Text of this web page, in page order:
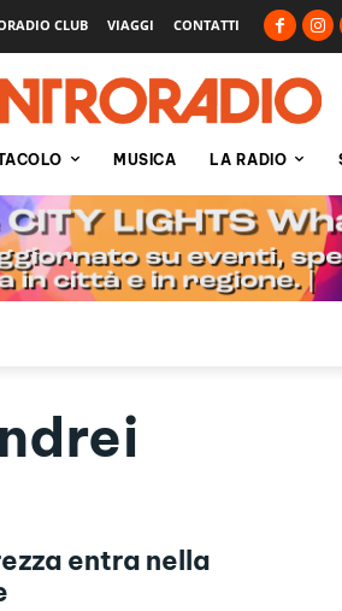
CLUB VIAGGI CONTATTI
MUSICA LA RADIO
entra nella